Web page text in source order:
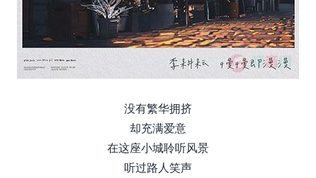
没有繁华拥挤
却充满爱意
在这座小城聆听风景
听过路人笑声